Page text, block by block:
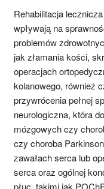
Rehabilitacja
wpływają na
problemów
jak złamania kości,
operacjach
kolanowego, również
przywrócenia pełnej
neurologiczna, która
mózgowych czy
czy choroba
zawałach serca lub
serca oraz ogólnej
płuc, takimi jak